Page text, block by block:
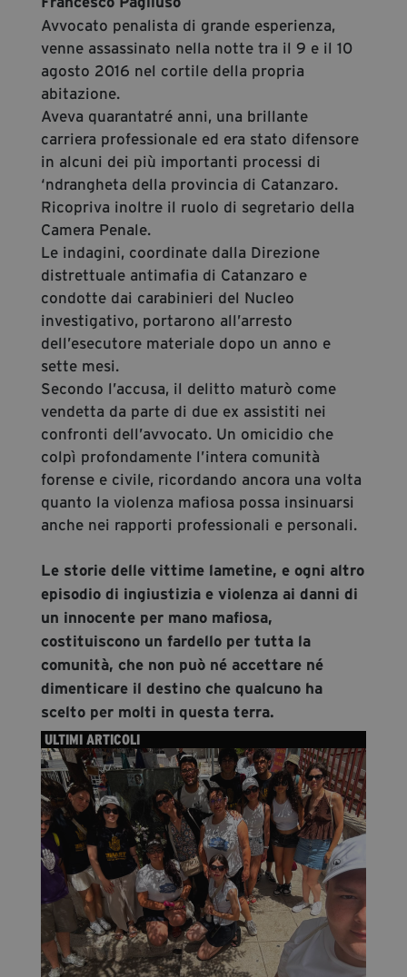
Avvocato penalista di grande esperienza,
venne assassinato nella notte tra il 9 e il 10
agosto 2016 nel cortile della propria
abitazione.
Aveva quarantatré anni, una brillante
carriera professionale ed era stato difensore
in alcuni dei più importanti processi di
‘ndrangheta della provincia di Catanzaro.
Ricopriva inoltre il ruolo di segretario della
Camera Penale.
Le indagini, coordinate dalla Direzione
distrettuale antimafia di Catanzaro e
condotte dai carabinieri del Nucleo
investigativo, portarono all’arresto
dell’esecutore materiale dopo un anno e
sette mesi.
Secondo l’accusa, il delitto maturò come
vendetta da parte di due ex assistiti nei
confronti dell’avvocato. Un omicidio che
colpì profondamente l’intera comunità
forense e civile, ricordando ancora una volta
quanto la violenza mafiosa possa insinuarsi
anche nei rapporti professionali e personali.
Le storie delle vittime lametine, e ogni altro
episodio di ingiustizia e violenza ai danni di
un innocente per mano mafiosa,
costituiscono un fardello per tutta la
comunità, che non può né accettare né
dimenticare il destino che qualcuno ha
scelto per molti in questa terra.
ULTIMI ARTICOLI